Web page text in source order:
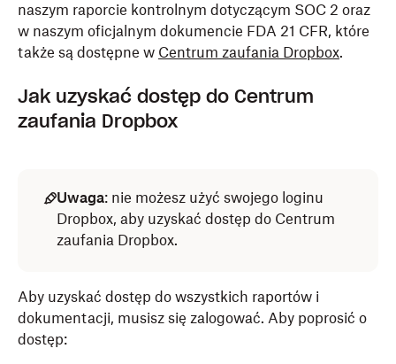
naszym raporcie kontrolnym dotyczącym SOC 2 oraz
w naszym oficjalnym dokumencie FDA 21 CFR, które
także są dostępne w Centrum zaufania Dropbox.
Jak uzyskać dostęp do Centrum
zaufania Dropbox
Uwaga: nie możesz użyć swojego loginu
Dropbox, aby uzyskać dostęp do Centrum
zaufania Dropbox.
Aby uzyskać dostęp do wszystkich raportów i
dokumentacji, musisz się zalogować. Aby poprosić o
dostęp: